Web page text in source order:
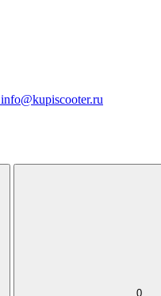
info@kupiscooter.ru
0